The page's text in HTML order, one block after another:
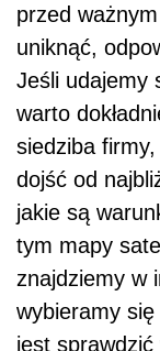
przed
uniknąć,
Jeśli udajemy
warto
siedziba
dojść od
jakie są
tym mapy
znajdziemy w
wybieramy
jest